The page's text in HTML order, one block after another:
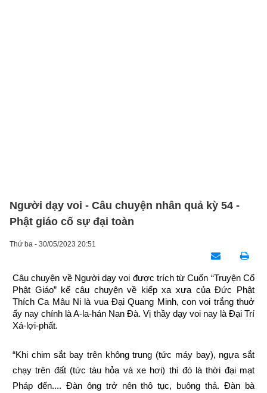
Người dạy voi - Câu chuyện nhân quả kỳ 54 -
Phật giáo cố sự đại toàn
Thứ ba - 30/05/2023 20:51
Câu chuyện về Người dạy voi được trích từ Cuốn “Truyện Cổ
Phật Giáo” kể câu chuyện về kiếp xa xưa của Đức Phật
Thích Ca Mâu Ni là vua Đại Quang Minh, con voi trắng thuở
ấy nay chính là A-la-hán Nan Đà. Vị thầy dạy voi nay là Đại Trí
Xá-lợi-phất.
“Khi chim sắt bay trên không trung (tức máy bay), ngựa sắt
chạy trên đất (tức tàu hỏa và xe hơi) thì đó là thời đại mạt
Pháp đến.... Đàn ông trở nên thô tục, buông thả. Đàn bà